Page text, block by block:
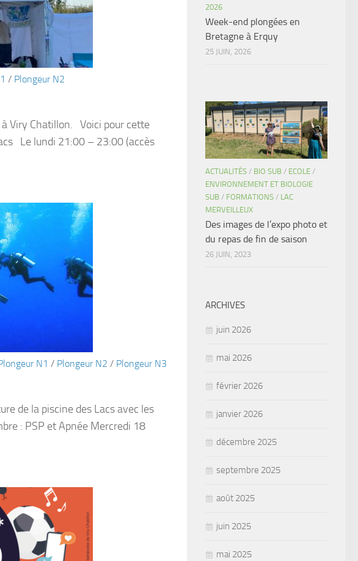
/ Plongeur N2
à Viry Chatillon. Voici pour cette
Le lundi 21:00 – 23:00 (accès
N1 / Plongeur N2 / Plongeur N3
de la piscine des Lacs avec les
: PSP et Apnée Mercredi 18
2026
Week-end plongées en
Bretagne à Erquy
25 JUIN, 2026
ACTUALITÉS / BIO SUB / ECOLE /
ENVIRONNEMENT ET BIOLOGIE
SUB / FORMATIONS / LAC
MERVEILLEUX
Des images de l’expo photo et
du repas de fin de saison
26 JUIN, 2023
ARCHIVES
juin 2026
mai 2026
février 2026
janvier 2026
décembre 2025
septembre 2025
août 2025
juin 2025
mai 2025